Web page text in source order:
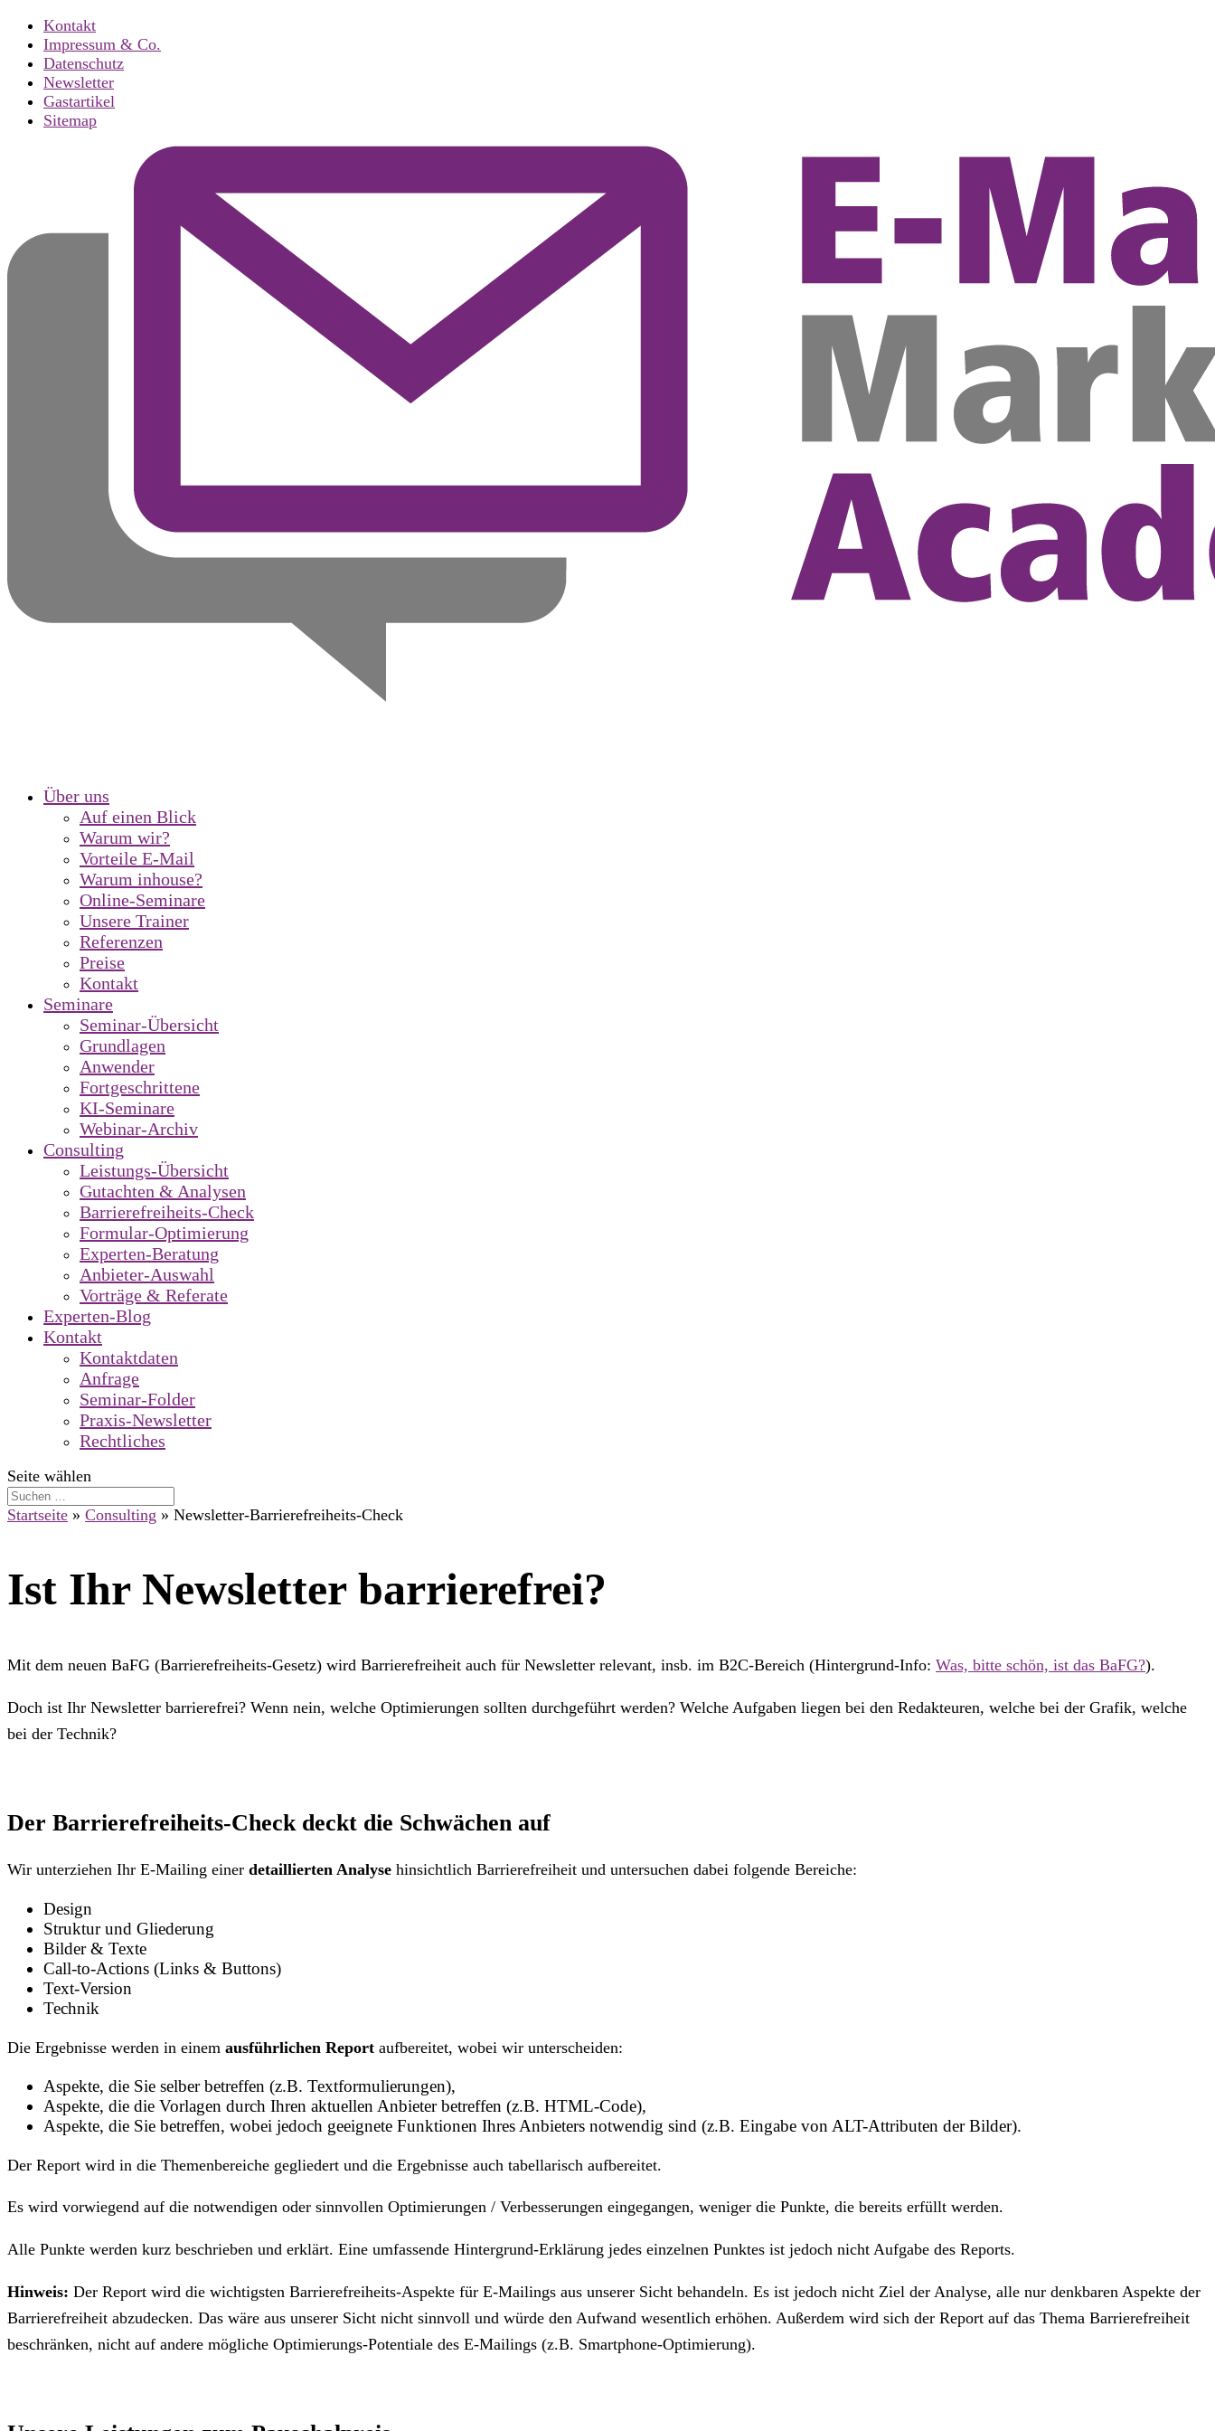
Kontakt
Impressum & Co.
Datenschutz
Newsletter
Gastartikel
Sitemap
Über uns
Auf einen Blick
Warum wir?
Vorteile E-Mail
Warum inhouse?
Online-Seminare
Unsere Trainer
Referenzen
Preise
Kontakt
Seminare
Seminar-Übersicht
Grundlagen
Anwender
Fortgeschrittene
KI-Seminare
Webinar-Archiv
Consulting
Leistungs-Übersicht
Gutachten & Analysen
Barrierefreiheits-Check
Formular-Optimierung
Experten-Beratung
Anbieter-Auswahl
Vorträge & Referate
Experten-Blog
Kontakt
Kontaktdaten
Anfrage
Seminar-Folder
Praxis-Newsletter
Rechtliches
Seite wählen
Startseite » Consulting » Newsletter-Barrierefreiheits-Check
Ist Ihr Newsletter barrierefrei?
Mit dem neuen BaFG (Barrierefreiheits-Gesetz) wird Barrierefreiheit auch für Newsletter relevant, insb. im B2C-Bereich (Hintergrund-Info: Was, bitte schön, ist das BaFG?).
Doch ist Ihr Newsletter barrierefrei? Wenn nein, welche Optimierungen sollten durchgeführt werden? Welche Aufgaben liegen bei den Redakteuren, welche bei der Grafik, welche
bei der Technik?
Der Barrierefreiheits-Check deckt die Schwächen auf
Wir unterziehen Ihr E-Mailing einer detaillierten Analyse hinsichtlich Barrierefreiheit und untersuchen dabei folgende Bereiche:
Design
Struktur und Gliederung
Bilder & Texte
Call-to-Actions (Links & Buttons)
Text-Version
Technik
Die Ergebnisse werden in einem ausführlichen Report aufbereitet, wobei wir unterscheiden:
Aspekte, die Sie selber betreffen (z.B. Textformulierungen),
Aspekte, die die Vorlagen durch Ihren aktuellen Anbieter betreffen (z.B. HTML-Code),
Aspekte, die Sie betreffen, wobei jedoch geeignete Funktionen Ihres Anbieters notwendig sind (z.B. Eingabe von ALT-Attributen der Bilder).
Der Report wird in die Themenbereiche gegliedert und die Ergebnisse auch tabellarisch aufbereitet.
Es wird vorwiegend auf die notwendigen oder sinnvollen Optimierungen / Verbesserungen eingegangen, weniger die Punkte, die bereits erfüllt werden.
Alle Punkte werden kurz beschrieben und erklärt. Eine umfassende Hintergrund-Erklärung jedes einzelnen Punktes ist jedoch nicht Aufgabe des Reports.
Hinweis: Der Report wird die wichtigsten Barrierefreiheits-Aspekte für E-Mailings aus unserer Sicht behandeln. Es ist jedoch nicht Ziel der Analyse, alle nur denkbaren Aspekte der
Barrierefreiheit abzudecken. Das wäre aus unserer Sicht nicht sinnvoll und würde den Aufwand wesentlich erhöhen. Außerdem wird sich der Report auf das Thema Barrierefreiheit
beschränken, nicht auf andere mögliche Optimierungs-Potentiale des E-Mailings (z.B. Smartphone-Optimierung).